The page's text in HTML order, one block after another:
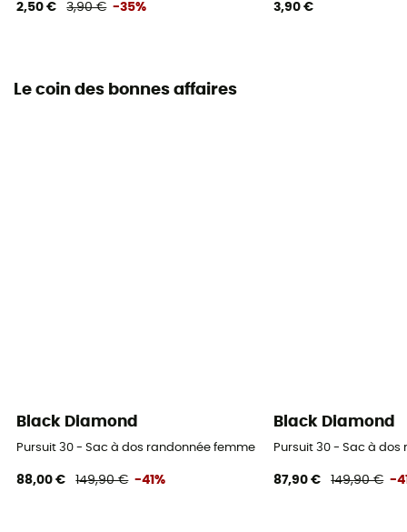
2,50 € 3,90 € -35% 3,90 €
Le coin des bonnes affaires
Black Diamond
Pursuit 30 - Sac à dos randonnée femme
88,00 € 149,90 € -41%
Black Diamond
Pursuit 30 - Sac à
87,90 € 149,90 € -